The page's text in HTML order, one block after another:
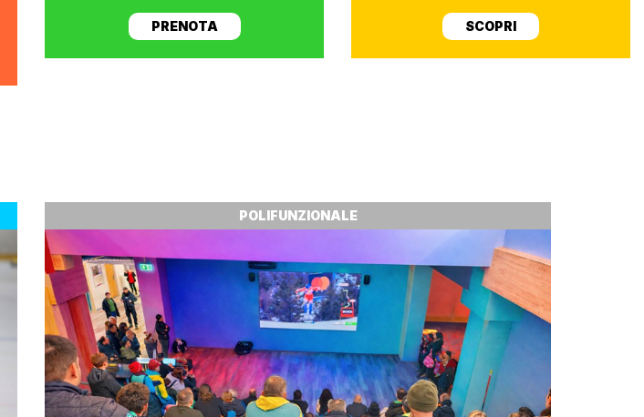
PRENOTA SCOPRI
POLIFUNZIONALE